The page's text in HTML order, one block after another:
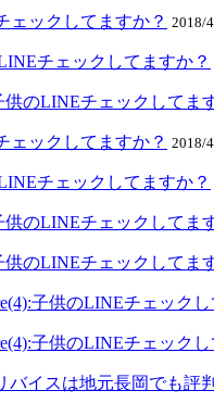
ェックしてますか？ 2018/
チェックしてますか？
供のLINEチェックしてま
ェックしてますか？ 2018/
チェックしてますか？
供のLINEチェックしてま
供のLINEチェックしてま
子供のLINEチェック
子供のLINEチェック
バイスは地元長岡でも評